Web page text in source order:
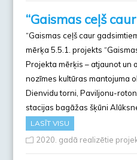
“Gaismas ceļš
“Gaismas ceļš caur
mērķa 5.5.1. projekts
Projekta mērķis – atjaunot un
nozīmes kultūras mantojuma
Dienvidu torni, Paviljonu-
stacijas bagāžas šķūni
LASĪT VISU
2020. gadā realizētie